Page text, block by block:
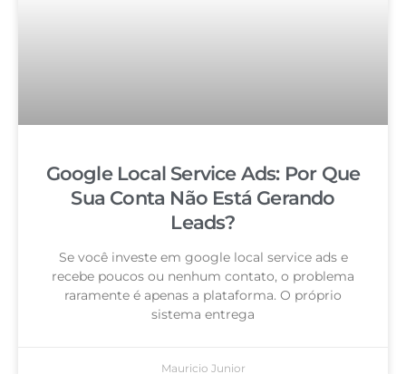
Google Local Service Ads: Por Que
Sua Conta Não Está Gerando
Leads?
Se você investe em google local service ads e
recebe poucos ou nenhum contato, o problema
raramente é apenas a plataforma. O próprio
sistema entrega
Mauricio Junior